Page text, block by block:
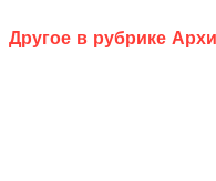
Другое в рубрике